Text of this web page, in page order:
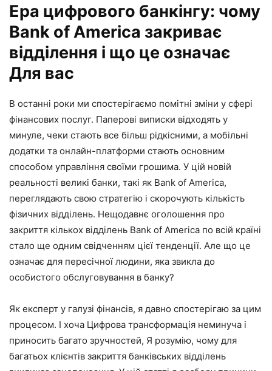
Ера цифрового банкінгу: чому
Bank of America закриває
відділення і що це означає
Для вас
В останні роки ми спостерігаємо помітні зміни у сфері
фінансових послуг. Паперові виписки відходять у
минуле, чеки стають все більш рідкісними, а мобільні
додатки та онлайн-платформи стають основним
способом управління своїми грошима. У цій новій
реальності великі банки, такі як Bank of America,
переглядають свою стратегію і скорочують кількість
фізичних відділень. Нещодавнє оголошення про
закриття кількох відділень Bank of America по всій країні
стало ще одним свідченням цієї тенденції. Але що це
означає для пересічної людини, яка звикла до
особистого обслуговування в банку?
Як експерт у галузі фінансів, я давно спостерігаю за цим
процесом. І хоча Цифрова трансформація неминуча і
приносить багато зручностей, Я розумію, чому для
багатьох клієнтів закриття банківських відділень